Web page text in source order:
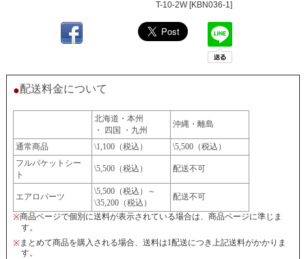
T-10-2W [KBN036-1]
●配送料金について
北海道・本州
・ 四国 ・九州
沖縄・離島
通常商品 \1,100（税込）
\5,500（税込）
フルバケットシー
ト
\5,500（税込） 配送不可
エアロパーツ
\5,500（税込）～
\35,200（税込）
配送不可
※商品ページで個別に送料が表示されている場合は、商品ページに準じま
す。
※まとめて商品を購入される場合、送料は1配送につき上記送料がかかりま
す。